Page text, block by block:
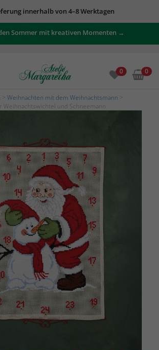
innerhalb von 4–8 Werktagen
Sommer mit kreativen Momenten →
0 0
Weihnachten mit dem Weihnachtsmann
Weihnachtswichtel und Schneemann